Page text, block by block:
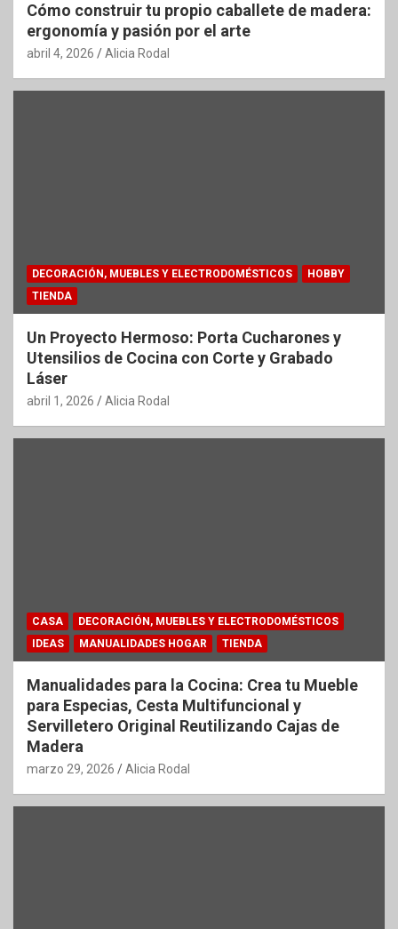
Cómo construir tu propio caballete de madera:
ergonomía y pasión por el arte
abril 4, 2026 Alicia Rodal
DECORACIÓN, MUEBLES Y ELECTRODOMÉSTICOS
HOBBY
TIENDA
Un Proyecto Hermoso: Porta Cucharones y
Utensilios de Cocina con Corte y Grabado
Láser
abril 1, 2026 Alicia Rodal
CASA
DECORACIÓN, MUEBLES Y ELECTRODOMÉSTICOS
IDEAS
MANUALIDADES HOGAR TIENDA
Manualidades para la Cocina: Crea tu Mueble
para Especias, Cesta Multifuncional y
Servilletero Original Reutilizando Cajas de
Madera
marzo 29, 2026 Alicia Rodal